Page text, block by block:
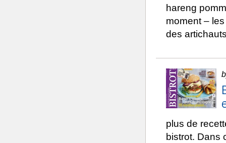
hareng
moment –
des
plus de
bistrot. Dans